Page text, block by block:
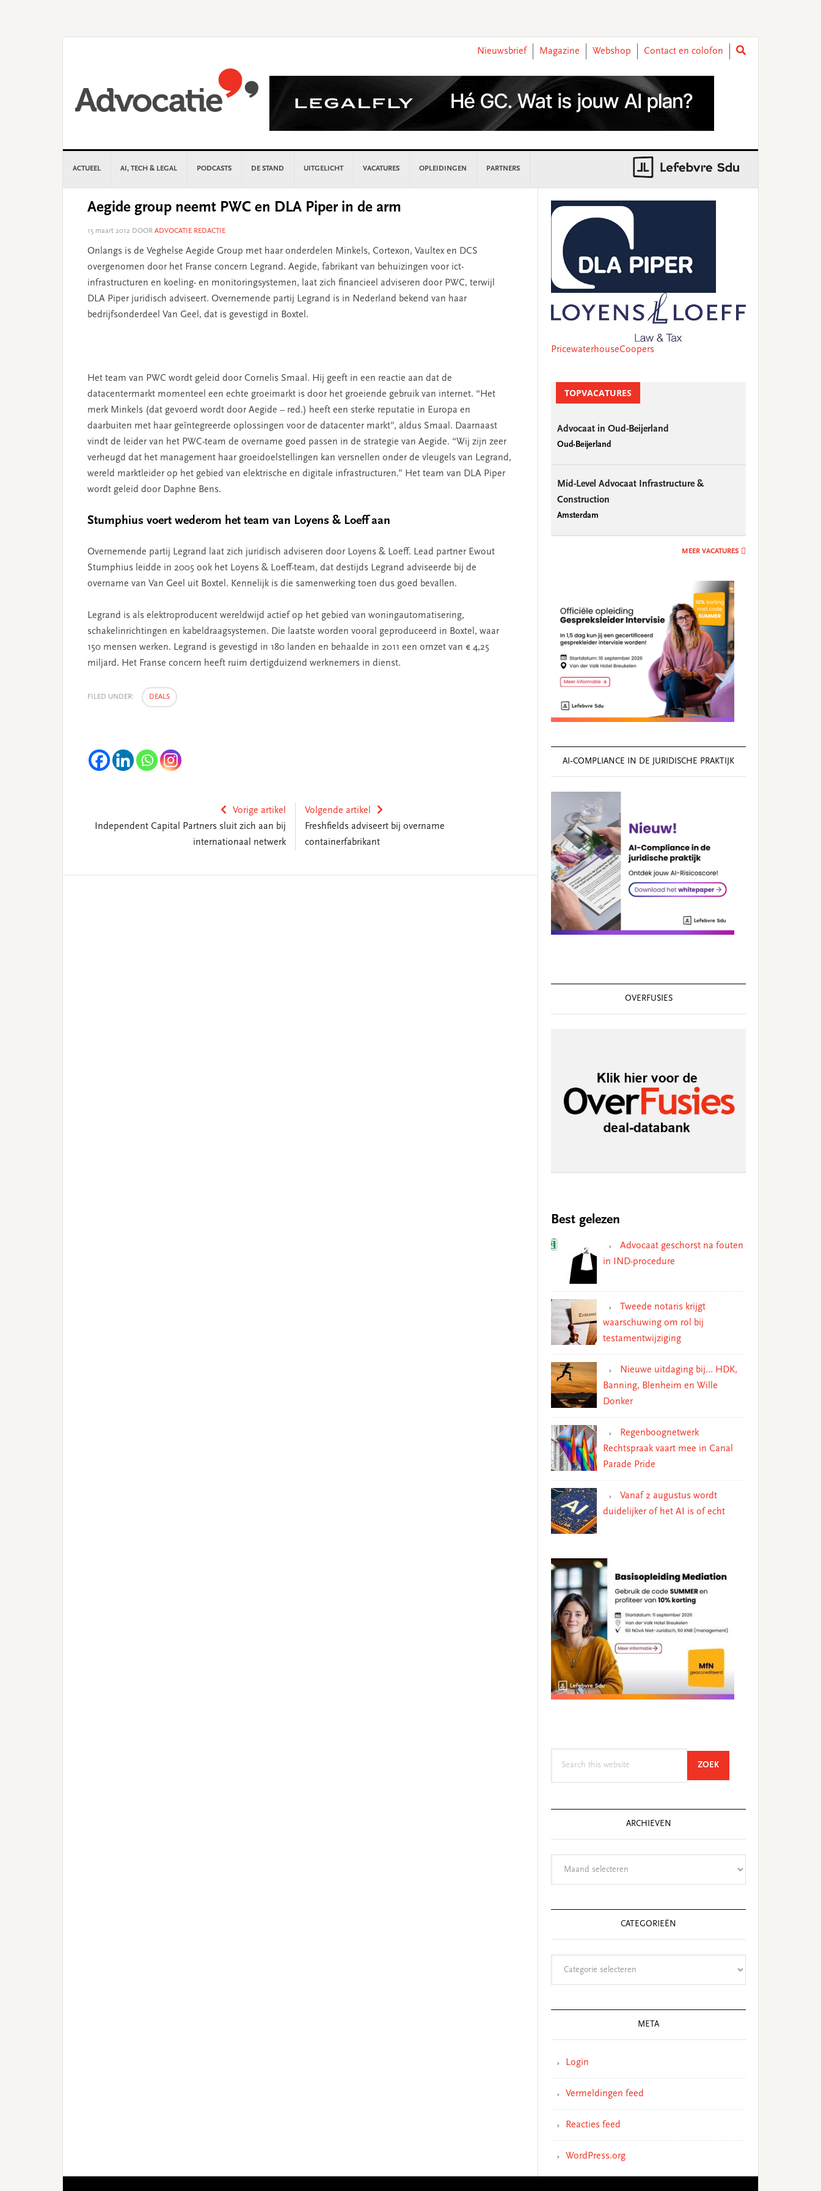
Nieuwsbrief
Magazine Webshop Contact en colofon
ACTUEEL AI, TECH & LEGAL PODCASTS DE STAND UITGELICHT VACATURES OPLEIDINGEN PARTNERS
Aegide group neemt PWC en DLA Piper in de arm
15 maart 2012 DOOR ADVOCATIE REDACTIE
Onlangs is de Veghelse Aegide Group met haar onderdelen Minkels, Cortexon, Vaultex en DCS
overgenomen door het Franse concern Legrand. Aegide, fabrikant van behuizingen voor ict-
infrastructuren en koeling- en monitoringsystemen, laat zich financieel adviseren door PWC, terwijl
DLA Piper juridisch adviseert. Overnemende partij Legrand is in Nederland bekend van haar
bedrijfsonderdeel Van Geel, dat is gevestigd in Boxtel.
Het team van PWC wordt geleid door Cornelis Smaal. Hij geeft in een reactie aan dat de
datacentermarkt momenteel een echte groeimarkt is door het groeiende gebruik van internet. “Het
merk Minkels (dat gevoerd wordt door Aegide – red.) heeft een sterke reputatie in Europa en
daarbuiten met haar geïntegreerde oplossingen voor de datacenter markt”, aldus Smaal. Daarnaast
vindt de leider van het PWC-team de overname goed passen in de strategie van Aegide. “Wij zijn zeer
verheugd dat het management haar groeidoelstellingen kan versnellen onder de vleugels van Legrand,
wereld marktleider op het gebied van elektrische en digitale infrastructuren.” Het team van DLA Piper
wordt geleid door Daphne Bens.
Stumphius voert wederom het team van Loyens & Loeff aan
Overnemende partij Legrand laat zich juridisch adviseren door Loyens & Loeff. Lead partner Ewout
Stumphius leidde in 2005 ook het Loyens & Loeff-team, dat destijds Legrand adviseerde bij de
overname van Van Geel uit Boxtel. Kennelijk is die samenwerking toen dus goed bevallen.
Legrand is als elektroproducent wereldwijd actief op het gebied van woningautomatisering,
schakelinrichtingen en kabeldraagsystemen. Die laatste worden vooral geproduceerd in Boxtel, waar
150 mensen werken. Legrand is gevestigd in 180 landen en behaalde in 2011 een omzet van € 4,25
miljard. Het Franse concern heeft ruim dertigduizend werknemers in dienst.
FILED UNDER: DEALS
Vorige artikel
Independent Capital Partners sluit zich aan bij
internationaal netwerk
Volgende artikel
Freshfields adviseert bij overname
containerfabrikant
Sidebar
PricewaterhouseCoopers
TOPVACATURES
Advocaat in Oud-Beijerland
Oud-Beijerland
Mid-Level Advocaat Infrastructure &
Construction
Amsterdam
MEER VACATURES
AI‑COMPLIANCE IN DE JURIDISCHE PRAKTIJK
OVERFUSIES
Best gelezen
Advocaat geschorst na fouten
in IND-procedure
Tweede notaris krijgt
waarschuwing om rol bij
testamentwijziging
Nieuwe uitdaging bij… HDK,
Banning, Blenheim en Wille
Donker
Regenboognetwerk
Rechtspraak vaart mee in Canal
Parade Pride
Vanaf 2 augustus wordt
duidelijker of het AI is of echt
ZOEKSEARCH
ARCHIEVEN
CATEGORIEËN
META
Login
Vermeldingen feed
Reacties feed
WordPress.org